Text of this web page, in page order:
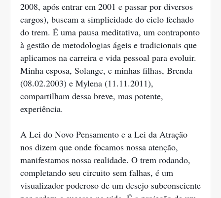
2008, após entrar em 2001 e passar por diversos
cargos), buscam a simplicidade do ciclo fechado
do trem. É uma pausa meditativa, um contraponto
à gestão de metodologias ágeis e tradicionais que
aplicamos na carreira e vida pessoal para evoluir.
Minha esposa, Solange, e minhas filhas, Brenda
(08.02.2003) e Mylena (11.11.2011),
compartilham dessa breve, mas potente,
experiência.
A Lei do Novo Pensamento e a Lei da Atração
nos dizem que onde focamos nossa atenção,
manifestamos nossa realidade. O trem rodando,
completando seu circuito sem falhas, é um
visualizador poderoso de um desejo subconsciente